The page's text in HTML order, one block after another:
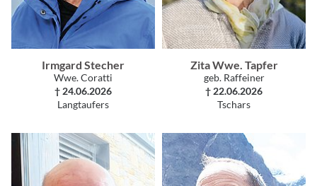
Irmgard Stecher
Wwe. Coratti
† 24.06.2026
Langtaufers
Zita Wwe. Tapfer
geb. Raffeiner
† 22.06.2026
Tschars